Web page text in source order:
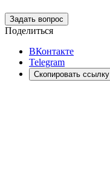
Задать вопрос
Поделиться
ВКонтакте
Telegram
Скопировать ссылку